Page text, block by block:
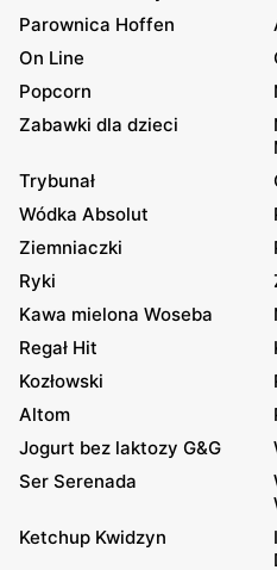
Parownica Hoffen
On Line
Popcorn
Zabawki dla dzieci
Trybunał
Wódka Absolut
Ziemniaczki
Ryki
Kawa mielona Woseba
Regał Hit
Kozłowski
Altom
Jogurt bez laktozy G&G
Ser Serenada
Ketchup Kwidzyn